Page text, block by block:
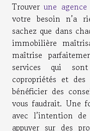
Trouverune
votre besoin n’a
sachez que dans
immobilière
maîtrise
services qui
copropriétés et
bénéficier des
vous faudrait. Une
avec l’intention
appuyer sur des